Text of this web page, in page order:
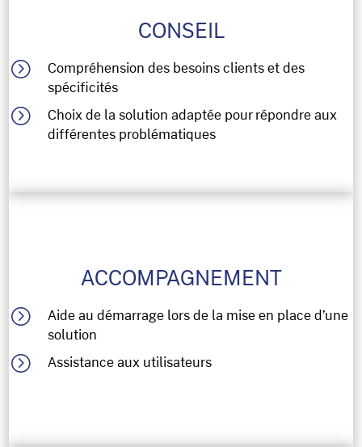
CONSEIL
=
Compréhension des besoins clients et des
spécificités
=
Choix de la solution adaptée pour répondre aux
différentes problématiques
ACCOMPAGNEMENT
=
Aide au démarrage lors de la mise en place d’une
solution
= Assistance aux utilisateurs